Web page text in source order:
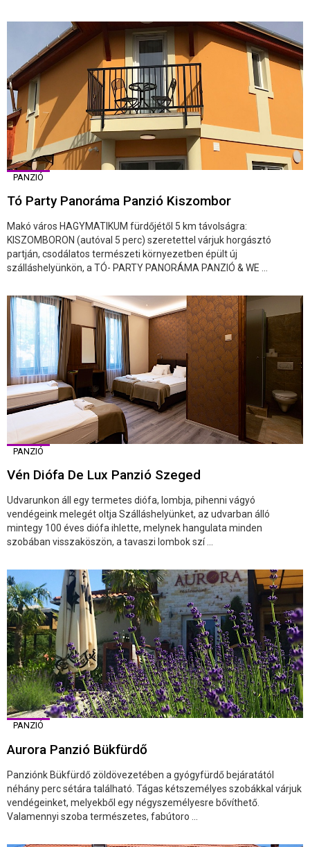
PANZIÓ
Tó Party Panoráma Panzió Kiszombor
Makó város HAGYMATIKUM fürdőjétől 5 km távolságra:
KISZOMBORON (autóval 5 perc) szeretettel várjuk horgásztó
partján, csodálatos természeti környezetben épült új
szálláshelyünkön, a TÓ- PARTY PANORÁMA PANZIÓ & WE ...
PANZIÓ
Vén Diófa De Lux Panzió Szeged
Udvarunkon áll egy termetes diófa, lombja, pihenni vágyó
vendégeink melegét oltja Szálláshelyünket, az udvarban álló
mintegy 100 éves diófa ihlette, melynek hangulata minden
szobában visszaköszön, a tavaszi lombok szí ...
PANZIÓ
Aurora Panzió Bükfürdő
Panziónk Bükfürdő zöldövezetében a gyógyfürdő bejáratától
néhány perc sétára található. Tágas kétszemélyes szobákkal várjuk
vendégeinket, melyekből egy négyszemélyesre bővíthető.
Valamennyi szoba természetes, fabútoro ...